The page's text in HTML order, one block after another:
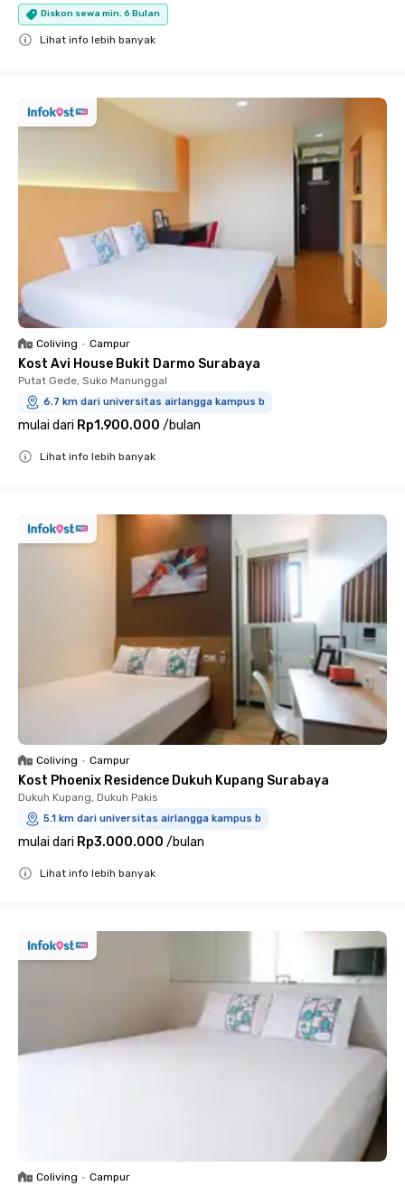
Diskon sewa min. 6 Bulan
Lihat info lebih banyak
Coliving • Campur
Kost Avi House Bukit Darmo Surabaya
Putat Gede, Suko Manunggal
6.7 km dari universitas airlangga kampus b
mulai dari Rp1.900.000 /bulan
Lihat info lebih banyak
Coliving • Campur
Kost Phoenix Residence Dukuh Kupang Surabaya
Dukuh Kupang, Dukuh Pakis
5.1 km dari universitas airlangga kampus b
mulai dari Rp3.000.000 /bulan
Lihat info lebih banyak
Coliving • Campur